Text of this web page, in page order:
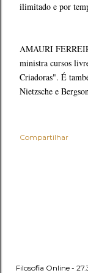
ilimitado e por
AMAURI
ministra cursos
Criadoras". É
Nietzsche e
Compartilhar
Filosofia Online -